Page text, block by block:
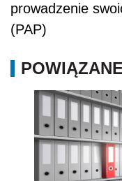
prowadzenie
(PAP)
POWIĄZANE